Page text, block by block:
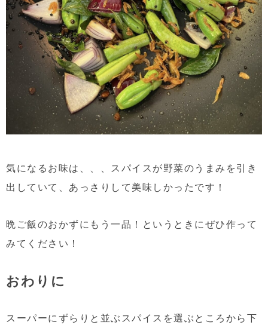
気になるお味は、、、スパイスが野菜のうまみを引き
出していて、あっさりして美味しかったです！
晩ご飯のおかずにもう一品！というときにぜひ作って
みてください！
おわりに
スーパーにずらりと並ぶスパイスを選ぶところから下